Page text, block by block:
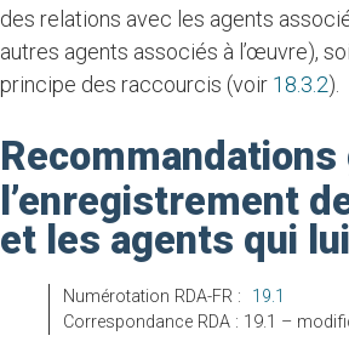
des relations avec les agents
autres agents associés à l’œuvre),
principe des raccourcis (voir 18.3.2).
l’enregistrement
et les agents qui
Numérotation RDA-FR : 19.1
Correspondance RDA : 19.1 –